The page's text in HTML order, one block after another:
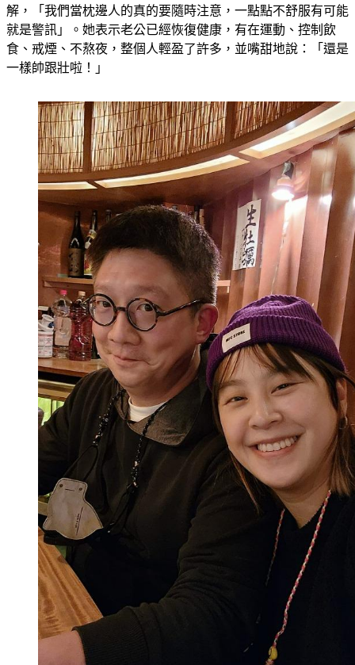
解，「我們當枕邊人的真的要隨時注意，一點點不舒服有可能
就是警訊」。她表示老公已經恢復健康，有在運動、控制飲
食、戒煙、不熬夜，整個人輕盈了許多，並嘴甜地說：「還是
一樣帥跟壯啦！」